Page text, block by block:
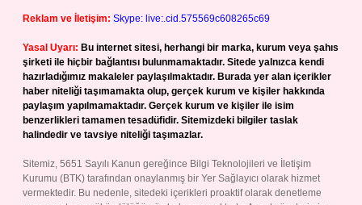
Reklam ve İletişim: Skype: live:.cid.575569c608265c69
Yasal Uyarı: Bu internet sitesi, herhangi bir marka, kurum veya şahıs
şirketi ile hiçbir bağlantısı bulunmamaktadır. Sitede yalnızca kendi
hazırladığımız makaleler paylaşılmaktadır. Burada yer alan içerikler
haber niteliği taşımamakta olup, gerçek kurum ve kişiler hakkında
paylaşım yapılmamaktadır. Gerçek kurum ve kişiler ile isim
benzerlikleri tamamen tesadüfidir. Sitemizdeki bilgiler taslak
halindedir ve tavsiye niteliği taşımazlar.
Sitemiz, 5651 Sayılı Kanun gereğince Bilgi Teknolojileri ve İletişim
Kurumu (BTK) tarafından onaylanmış bir Yer Sağlayıcı olarak hizmet
vermektedir. Bu nedenle, sitedeki içerikleri proaktif olarak denetleme